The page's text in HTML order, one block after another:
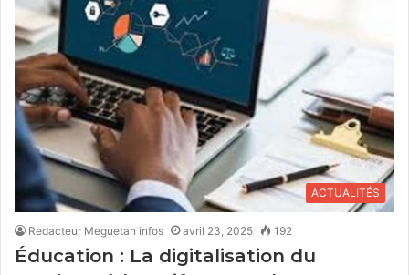
ACTUALITÉS
Redacteur Meguetan infos avril 23, 2025 192
Éducation : La digitalisation du